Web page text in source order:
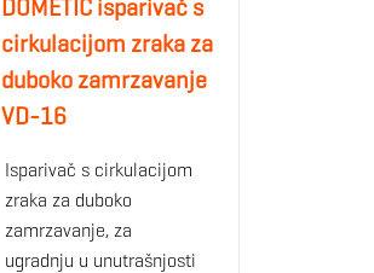
DOMETIC isparivač s
cirkulacijom zraka za
duboko zamrzavanje
VD-16
Isparivač s cirkulacijom
zraka za duboko
zamrzavanje, za
ugradnju u unutrašnjosti